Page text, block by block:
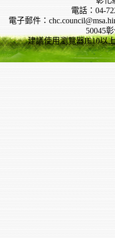
電話：04-
電子郵件：
50045
建議使用瀏覽器IE10以